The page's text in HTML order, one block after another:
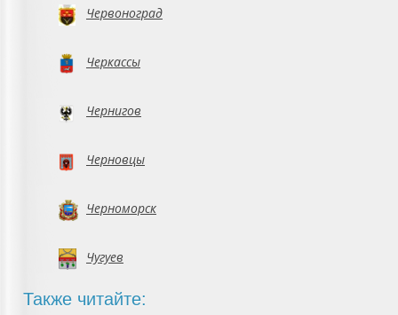
Червоноград
Черкассы
Чернигов
Черновцы
Черноморск
Чугуев
Также читайте: